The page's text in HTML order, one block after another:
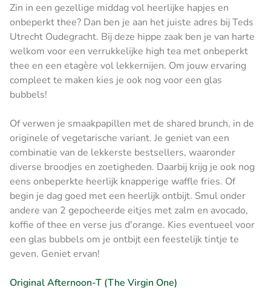
Zin in een gezellige middag vol heerlijke hapjes en
onbeperkt thee? Dan ben je aan het juiste adres bij Teds
Utrecht Oudegracht. Bij deze hippe zaak ben je van harte
welkom voor een verrukkelijke high tea met onbeperkt
thee en een etagère vol lekkernijen. Om jouw ervaring
compleet te maken kies je ook nog voor een glas
bubbels!
Of verwen je smaakpapillen met de shared brunch, in de
originele of vegetarische variant. Je geniet van een
combinatie van de lekkerste bestsellers, waaronder
diverse broodjes en zoetigheden. Daarbij krijg je ook nog
eens onbeperkte heerlijk knapperige waffle fries. Of
begin je dag goed met een heerlijk ontbijt. Smul onder
andere van 2 gepocheerde eitjes met zalm en avocado,
koffie of thee en verse jus d'orange. Kies eventueel voor
een glas bubbels om je ontbijt een feestelijk tintje te
geven. Geniet ervan!
Original Afternoon-T (The Virgin One)